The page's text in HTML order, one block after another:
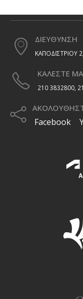
ΔΙΕΥΘΥΝΣΗ
ΚΑΠΟΔΙΣΤΡΙΟΥ
ΚΑΛΕΣΤΕ
210 3832800,
Facebook